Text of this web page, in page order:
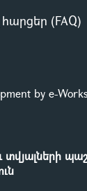
(FAQ)
by e-
տվյալների